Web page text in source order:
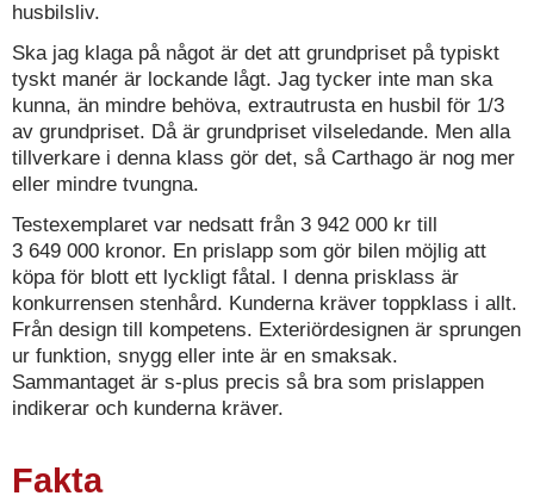
husbilsliv.
Ska jag klaga på något är det att grundpriset på typiskt
tyskt manér är lockande lågt. Jag tycker inte man ska
kunna, än mindre behöva, extrautrusta en husbil för 1/3
av grundpriset. Då är grundpriset vilseledande. Men alla
tillverkare i denna klass gör det, så Carthago är nog mer
eller mindre tvungna.
Testexemplaret var nedsatt från 3 942 000 kr till
3 649 000 kronor. En prislapp som gör bilen möjlig att
köpa för blott ett lyckligt fåtal. I denna prisklass är
konkurrensen stenhård. Kunderna kräver toppklass i allt.
Från design till kompetens. Exteriördesignen är sprungen
ur funktion, snygg eller inte är en smaksak.
Sammantaget är s-plus precis så bra som prislappen
indikerar och kunderna kräver.
Fakta